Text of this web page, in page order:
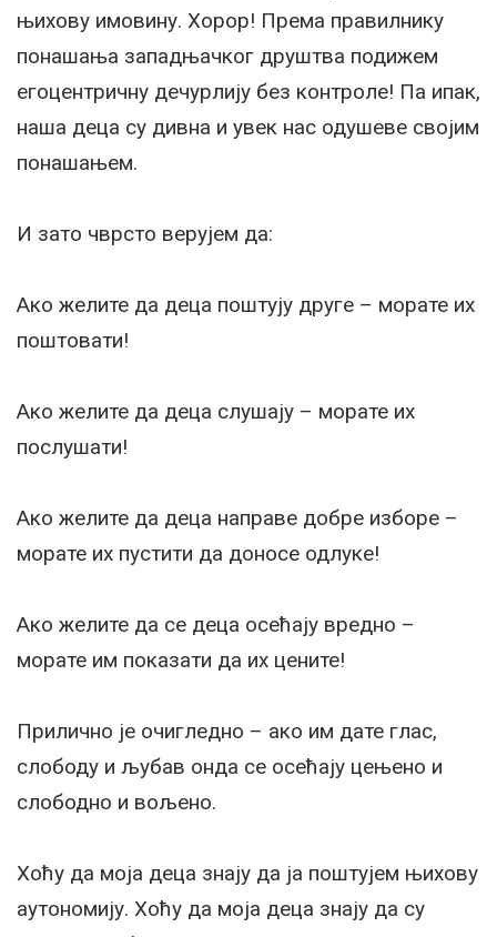
њихову имовину. Хорор! Према правилнику
понашања западњачког друштва подижем
егоцентричну дечурлију без контроле! Па ипак,
наша деца су дивна и увек нас одушеве својим
понашањем.
И зато чврсто верујем да:
Ако желите да деца поштују друге – морате их
поштовати!
Ако желите да деца слушају – морате их
послушати!
Ако желите да деца направе добре изборе –
морате их пустити да доносе одлуке!
Ако желите да се деца осећају вредно –
морате им показати да их цените!
Прилично је очигледно – ако им дате глас,
слободу и љубав онда се осећају цењено и
слободно и вољено.
Хоћу да моја деца знају да ја поштујем њихову
аутономију. Хоћу да моја деца знају да су